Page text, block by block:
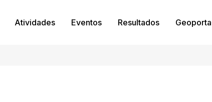
Atividades Eventos Resultados